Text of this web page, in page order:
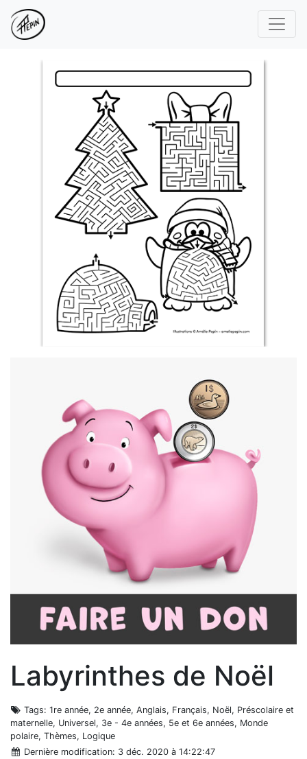
Labyrinthes de Noël
Tags: 1re année, 2e année, Anglais, Français, Noël, Préscolaire et
maternelle, Universel, 3e - 4e années, 5e et 6e années, Monde
polaire, Thèmes, Logique
Dernière modification: 3 déc. 2020 à 14:22:47